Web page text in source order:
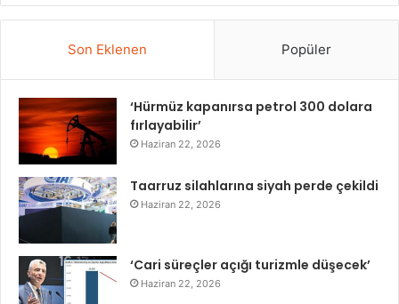
Son Eklenen Popüler
‘Hürmüz kapanırsa petrol 300 dolara
fırlayabilir’
Haziran 22, 2026
Taarruz silahlarına siyah perde çekildi
Haziran 22, 2026
‘Cari süreçler açığı turizmle düşecek’
Haziran 22, 2026